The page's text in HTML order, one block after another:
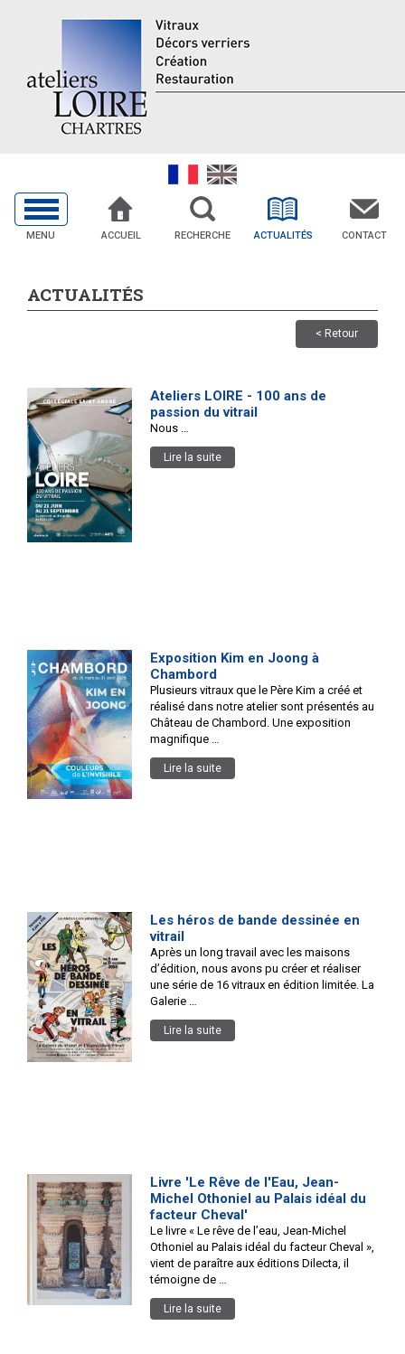
MENU ACCUEIL RECHERCHE ACTUALITÉS CONTACT
ACTUALITÉS
< Retour
Ateliers LOIRE - 100 ans de
passion du vitrail
Nous …
Lire la suite
Exposition Kim en Joong à
Chambord
Plusieurs vitraux que le Père Kim a créé et
réalisé dans notre atelier sont présentés au
Château de Chambord. Une exposition
magnifique …
Lire la suite
Les héros de bande dessinée en
vitrail
Après un long travail avec les maisons
d’édition, nous avons pu créer et réaliser
une série de 16 vitraux en édition limitée. La
Galerie …
Lire la suite
Livre 'Le Rêve de l'Eau, Jean-
Michel Othoniel au Palais idéal du
facteur Cheval'
Le livre « Le rêve de l’eau, Jean-Michel
Othoniel au Palais idéal du facteur Cheval »,
vient de paraître aux éditions Dilecta, il
témoigne de …
Lire la suite